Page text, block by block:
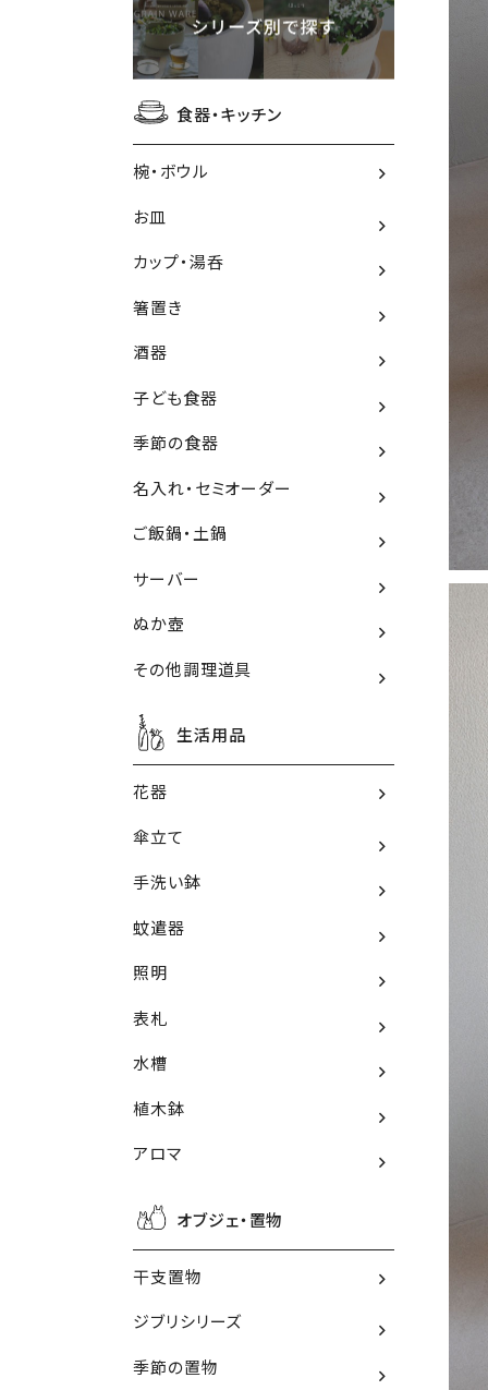
食器・キッチン
椀・ボウル
お皿
カップ・湯呑
箸置き
酒器
子ども食器
季節の食器
名入れ・セミオーダー
ご飯鍋・土鍋
サーバー
ぬか壺
その他調理道具
生活用品
花器
傘立て
手洗い鉢
蚊遣器
照明
表札
水槽
植木鉢
アロマ
オブジェ・置物
干支置物
ジブリシリーズ
季節の置物